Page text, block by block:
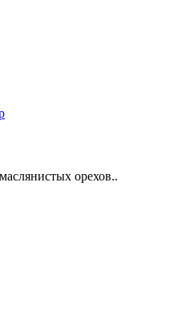
орехов..